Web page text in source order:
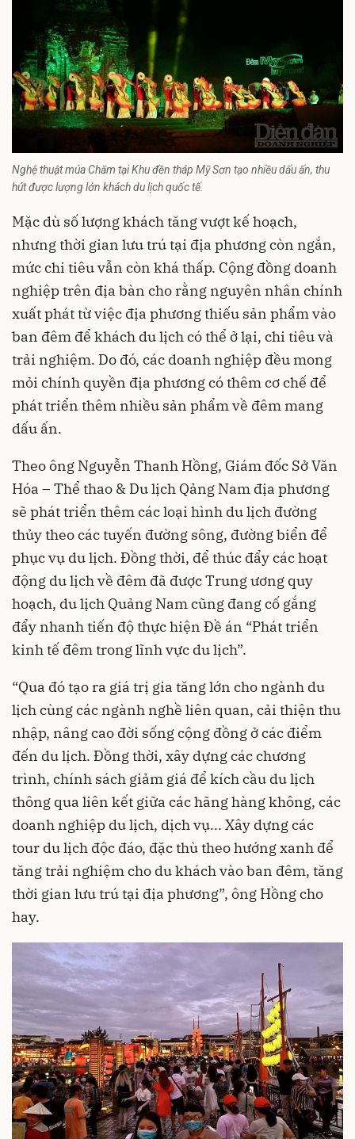
Nghệ thuật múa Chăm tại Khu đền tháp Mỹ Sơn tạo nhiều dấu ấn, thu
hút được lượng lớn khách du lịch quốc tế.
Mặc dù số lượng khách tăng vượt kế hoạch,
nhưng thời gian lưu trú tại địa phương còn ngắn,
mức chi tiêu vẫn còn khá thấp. Cộng đồng doanh
nghiệp trên địa bàn cho rằng nguyên nhân chính
xuất phát từ việc địa phương thiếu sản phẩm vào
ban đêm để khách du lịch có thể ở lại, chi tiêu và
trải nghiệm. Do đó, các doanh nghiệp đều mong
mỏi chính quyền địa phương có thêm cơ chế để
phát triển thêm nhiều sản phẩm về đêm mang
dấu ấn.
Theo ông Nguyễn Thanh Hồng, Giám đốc Sở Văn
Hóa – Thể thao & Du lịch Qảng Nam địa phương
sẽ phát triển thêm các loại hình du lịch đường
thủy theo các tuyến đường sông, đường biển để
phục vụ du lịch. Đồng thời, để thúc đẩy các hoạt
động du lịch về đêm đã được Trung ương quy
hoạch, du lịch Quảng Nam cũng đang cố gắng
đẩy nhanh tiến độ thực hiện Đề án “Phát triển
kinh tế đêm trong lĩnh vực du lịch”.
“Qua đó tạo ra giá trị gia tăng lớn cho ngành du
lịch cùng các ngành nghề liên quan, cải thiện thu
nhập, nâng cao đời sống cộng đồng ở các điểm
đến du lịch. Đồng thời, xây dựng các chương
trình, chính sách giảm giá để kích cầu du lịch
thông qua liên kết giữa các hãng hàng không, các
doanh nghiệp du lịch, dịch vụ... Xây dựng các
tour du lịch độc đáo, đặc thù theo hướng xanh để
tăng trải nghiệm cho du khách vào ban đêm, tăng
thời gian lưu trú tại địa phương”, ông Hồng cho
hay.